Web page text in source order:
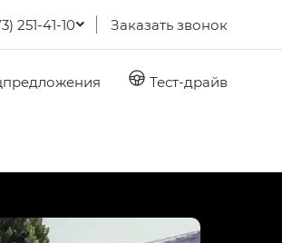
251-41-10 Заказать звонок
Тест-драйв